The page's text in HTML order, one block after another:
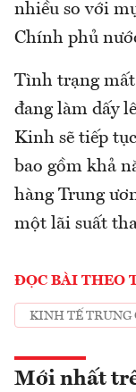
nhiều so với
Chính phủ
Tình trạng mất
đang làm dấy
Kinh sẽ tiếp
bao gồm khả
hàng Trung
một lãi suất
ĐỌC BÀI THEO
KINH TẾ TRUNG
Mới nhất